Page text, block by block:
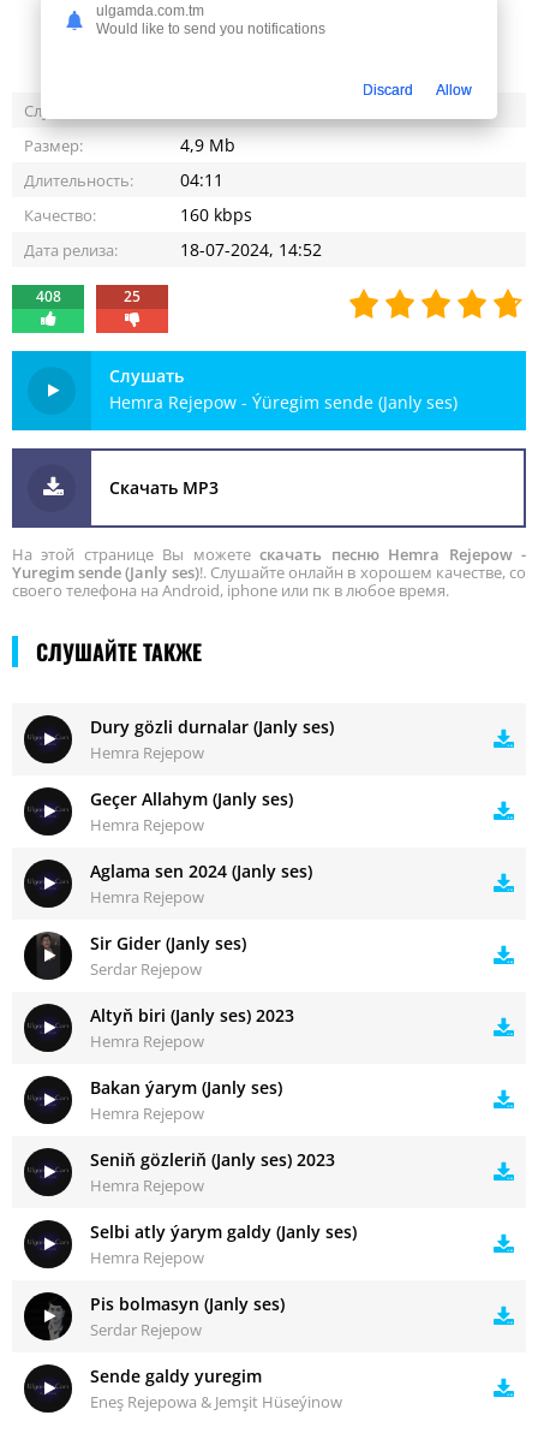
Слушали:
Размер: 4,9 Mb
Длительность: 04:11
Качество: 160 kbps
Дата релиза: 18-07-2024, 14:52
408 25
Слушать
Hemra Rejepow - Ýüregim sende (Janly ses)
Скачать MP3
На этой странице Вы можетескачать песню Hemra Rejepow -
Yuregim sende (Janly ses)!. Слушайте онлайн в хорошем качестве, со
своего телефона на Android, iphone или пк в любое время.
СЛУШАЙТЕ ТАКЖЕ
Dury gözli durnalar (Janly ses)
Hemra Rejepow
Geçer Allahym (Janly ses)
Hemra Rejepow
Aglama sen 2024 (Janly ses)
Hemra Rejepow
Sir Gider (Janly ses)
Serdar Rejepow
Altyň biri (Janly ses) 2023
Hemra Rejepow
Bakan ýarym (Janly ses)
Hemra Rejepow
Seniň gözleriň (Janly ses) 2023
Hemra Rejepow
Selbi atly ýarym galdy (Janly ses)
Hemra Rejepow
Pis bolmasyn (Janly ses)
Serdar Rejepow
Sende galdy yuregim
Eneş Rejepowa & Jemşit Hüseýinow
ulgamda.com.tm
Would like to send you notifications
Discard Allow